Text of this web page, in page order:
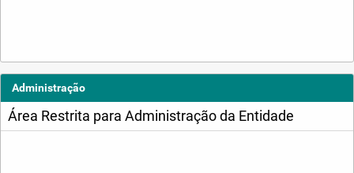
Administração
Área Restrita para Administração da Entidade